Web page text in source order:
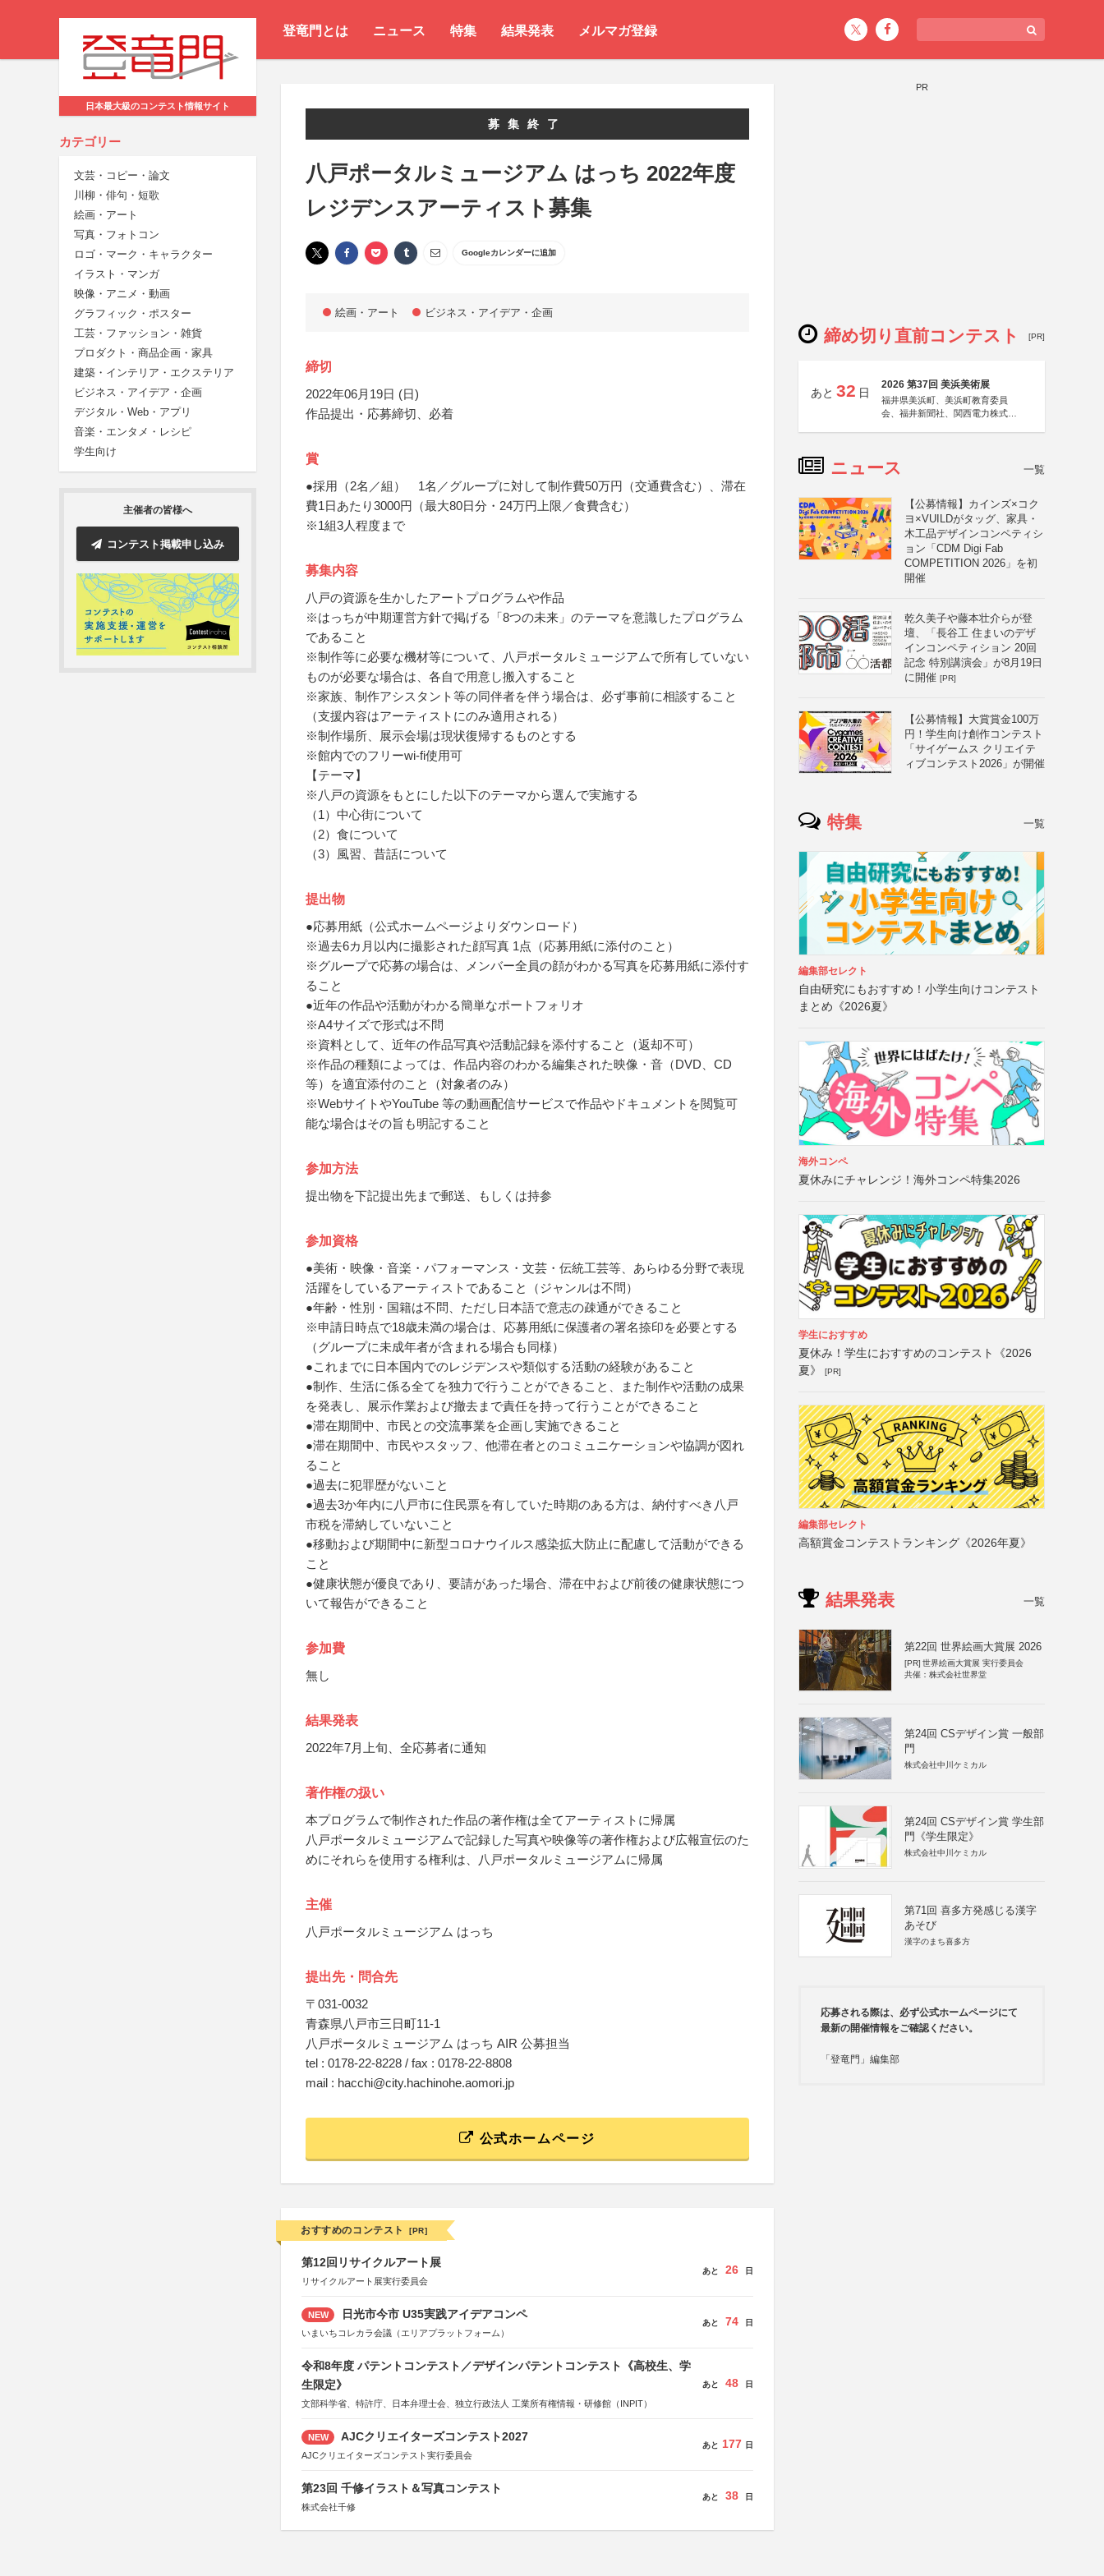
登竜門とは ニュース 特集 結果発表 メルマガ登録
日本最大級のコンテスト情報サイト
カテゴリー
文芸・コピー・論文
川柳・俳句・短歌
絵画・アート
写真・フォトコン
ロゴ・マーク・キャラクター
イラスト・マンガ
映像・アニメ・動画
グラフィック・ポスター
工芸・ファッション・雑貨
プロダクト・商品企画・家具
建築・インテリア・エクステリア
ビジネス・アイデア・企画
デジタル・Web・アプリ
音楽・エンタメ・レシピ
学生向け
主催者の皆様へ
コンテスト掲載申し込み
募集終了
八戸ポータルミュージアム はっち 2022年度
レジデンスアーティスト募集
Googleカレンダーに追加
絵画・アート ビジネス・アイデア・企画
締切
2022年06月19日 (日)
作品提出・応募締切、必着
賞
●採用（2名／組） 1名／グループに対して制作費50万円（交通費含む）、滞在
費1日あたり3000円（最大80日分・24万円上限／食費含む）
※1組3人程度まで
募集内容
八戸の資源を生かしたアートプログラムや作品
※はっちが中期運営方針で掲げる「8つの未来」のテーマを意識したプログラム
であること
※制作等に必要な機材等について、八戸ポータルミュージアムで所有していない
ものが必要な場合は、各自で用意し搬入すること
※家族、制作アシスタント等の同伴者を伴う場合は、必ず事前に相談すること
（支援内容はアーティストにのみ適用される）
※制作場所、展示会場は現状復帰するものとする
※館内でのフリーwi-fi使用可
【テーマ】
※八戸の資源をもとにした以下のテーマから選んで実施する
（1）中心街について
（2）食について
（3）風習、昔話について
提出物
●応募用紙（公式ホームページよりダウンロード）
※過去6カ月以内に撮影された顔写真 1点（応募用紙に添付のこと）
※グループで応募の場合は、メンバー全員の顔がわかる写真を応募用紙に添付す
ること
●近年の作品や活動がわかる簡単なポートフォリオ
※A4サイズで形式は不問
※資料として、近年の作品写真や活動記録を添付すること（返却不可）
※作品の種類によっては、作品内容のわかる編集された映像・音（DVD、CD
等）を適宜添付のこと（対象者のみ）
※WebサイトやYouTube 等の動画配信サービスで作品やドキュメントを閲覧可
能な場合はその旨も明記すること
参加方法
提出物を下記提出先まで郵送、もしくは持参
参加資格
●美術・映像・音楽・パフォーマンス・文芸・伝統工芸等、あらゆる分野で表現
活躍をしているアーティストであること（ジャンルは不問）
●年齢・性別・国籍は不問、ただし日本語で意志の疎通ができること
※申請日時点で18歳未満の場合は、応募用紙に保護者の署名捺印を必要とする
（グループに未成年者が含まれる場合も同様）
●これまでに日本国内でのレジデンスや類似する活動の経験があること
●制作、生活に係る全てを独力で行うことができること、また制作や活動の成果
を発表し、展示作業および撤去まで責任を持って行うことができること
●滞在期間中、市民との交流事業を企画し実施できること
●滞在期間中、市民やスタッフ、他滞在者とのコミュニケーションや協調が図れ
ること
●過去に犯罪歴がないこと
●過去3か年内に八戸市に住民票を有していた時期のある方は、納付すべき八戸
市税を滞納していないこと
●移動および期間中に新型コロナウイルス感染拡大防止に配慮して活動ができる
こと
●健康状態が優良であり、要請があった場合、滞在中および前後の健康状態につ
いて報告ができること
参加費
無し
結果発表
2022年7月上旬、全応募者に通知
著作権の扱い
本プログラムで制作された作品の著作権は全てアーティストに帰属
八戸ポータルミュージアムで記録した写真や映像等の著作権および広報宣伝のた
めにそれらを使用する権利は、八戸ポータルミュージアムに帰属
主催
八戸ポータルミュージアム はっち
提出先・問合先
〒031-0032
青森県八戸市三日町11-1
八戸ポータルミュージアム はっち AIR 公募担当
tel : 0178-22-8228 / fax : 0178-22-8808
mail : hacchi@city.hachinohe.aomori.jp
公式ホームページ
おすすめのコンテスト [PR]
第12回リサイクルアート展
リサイクルアート展実行委員会
あと 26 日
NEW 日光市今市 U35実践アイデアコンペ
いまいちコレカラ会議（エリアプラットフォーム）
あと 74 日
令和8年度 パテントコンテスト／デザインパテントコンテスト《高校生、学
生限定》
文部科学省、特許庁、日本弁理士会、独立行政法人 工業所有権情報・研修館（INPIT）
あと 48 日
NEW AJCクリエイターズコンテスト2027
AJCクリエイターズコンテスト実行委員会
あと 177 日
第23回 千修イラスト＆写真コンテスト
株式会社千修
あと 38 日
PR
締め切り直前コンテスト [PR]
あと 32 日
2026 第37回 美浜美術展
福井県美浜町、美浜町教育委員
会、福井新聞社、関西電力株式会
ニュース 一覧
【公募情報】カインズ×コク
ヨ×VUILDがタッグ、家具・
木工品デザインコンペティシ
ョン「CDM Digi Fab
COMPETITION 2026」を初
開催
乾久美子や藤本壮介らが登
壇、「長谷工 住まいのデザ
インコンペティション 20回
記念 特別講演会」が8月19日
に開催 [PR]
【公募情報】大賞賞金100万
円！学生向け創作コンテスト
「サイゲームス クリエイテ
ィブコンテスト2026」が開催
特集 一覧
編集部セレクト
自由研究にもおすすめ！小学生向けコンテスト
まとめ《2026夏》
海外コンペ
夏休みにチャレンジ！海外コンペ特集2026
学生におすすめ
夏休み！学生におすすめのコンテスト《2026
夏》
[PR]
編集部セレクト
高額賞金コンテストランキング《2026年夏》
結果発表 一覧
第22回 世界絵画大賞展 2026
[PR] 世界絵画大賞展 実行委員会
共催：株式会社世界堂
第24回 CSデザイン賞 一般部
門
株式会社中川ケミカル
第24回 CSデザイン賞 学生部
門《学生限定》
株式会社中川ケミカル
第71回 喜多方発感じる漢字
あそび
漢字のまち喜多方
応募される際は、必ず公式ホームページにて
最新の開催情報をご確認ください。
「登竜門」編集部